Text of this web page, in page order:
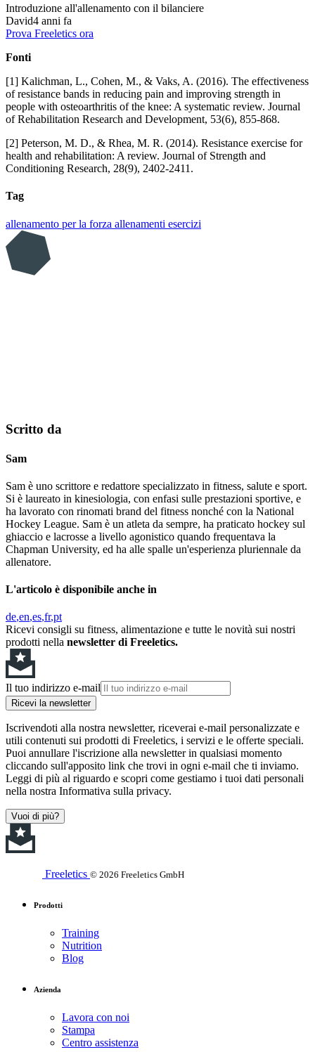
Introduzione all'allenamento con il bilanciere
David4 anni fa
Prova Freeletics ora
Fonti
[1] Kalichman, L., Cohen, M., & Vaks, A. (2016). The effectiveness
of resistance bands in reducing pain and improving strength in
people with osteoarthritis of the knee: A systematic review. Journal
of Rehabilitation Research and Development, 53(6), 855-868.
[2] Peterson, M. D., & Rhea, M. R. (2014). Resistance exercise for
health and rehabilitation: A review. Journal of Strength and
Conditioning Research, 28(9), 2402-2411.
Tag
allenamento per la forza allenamenti esercizi
Scritto da
Sam
Sam è uno scrittore e redattore specializzato in fitness, salute e sport.
Si è laureato in kinesiologia, con enfasi sulle prestazioni sportive, e
ha lavorato con rinomati brand del fitness nonché con la National
Hockey League. Sam è un atleta da sempre, ha praticato hockey sul
ghiaccio e lacrosse a livello agonistico quando frequentava la
Chapman University, ed ha alle spalle un'esperienza pluriennale da
allenatore.
L'articolo è disponibile anche in
de en es fr pt
Ricevi consigli su fitness, alimentazione e tutte le novità sui nostri
prodotti nella newsletter di Freeletics.
Il tuo indirizzo e-mail
Ricevi la newsletter
Iscrivendoti alla nostra newsletter, riceverai e-mail personalizzate e
utili contenuti sui prodotti di Freeletics, i servizi e le offerte speciali.
Puoi annullare l'iscrizione alla newsletter in qualsiasi momento
cliccando sull'apposito link che trovi in ogni e-mail che ti inviamo.
Leggi di più al riguardo e scopri come gestiamo i tuoi dati personali
nella nostra Informativa sulla privacy.
Vuoi di più?
Freeletics © 2026 Freeletics GmbH
Prodotti
Training
Nutrition
Blog
Azienda
Lavora con noi
Stampa
Centro assistenza